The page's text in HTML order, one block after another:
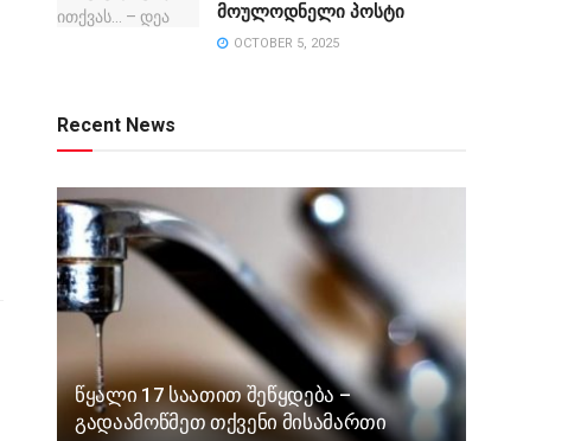
მოულოდნელი პოსტი
OCTOBER 5, 2025
Recent News
წყალი 17 საათით შეწყდება –
გადაამოწმეთ თქვენი მისამართი